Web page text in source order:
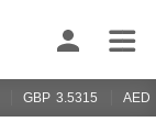
GBP 3.5315 AED